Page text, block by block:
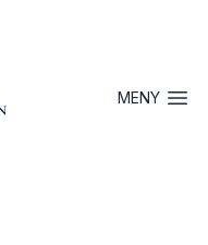
MENYÖppna